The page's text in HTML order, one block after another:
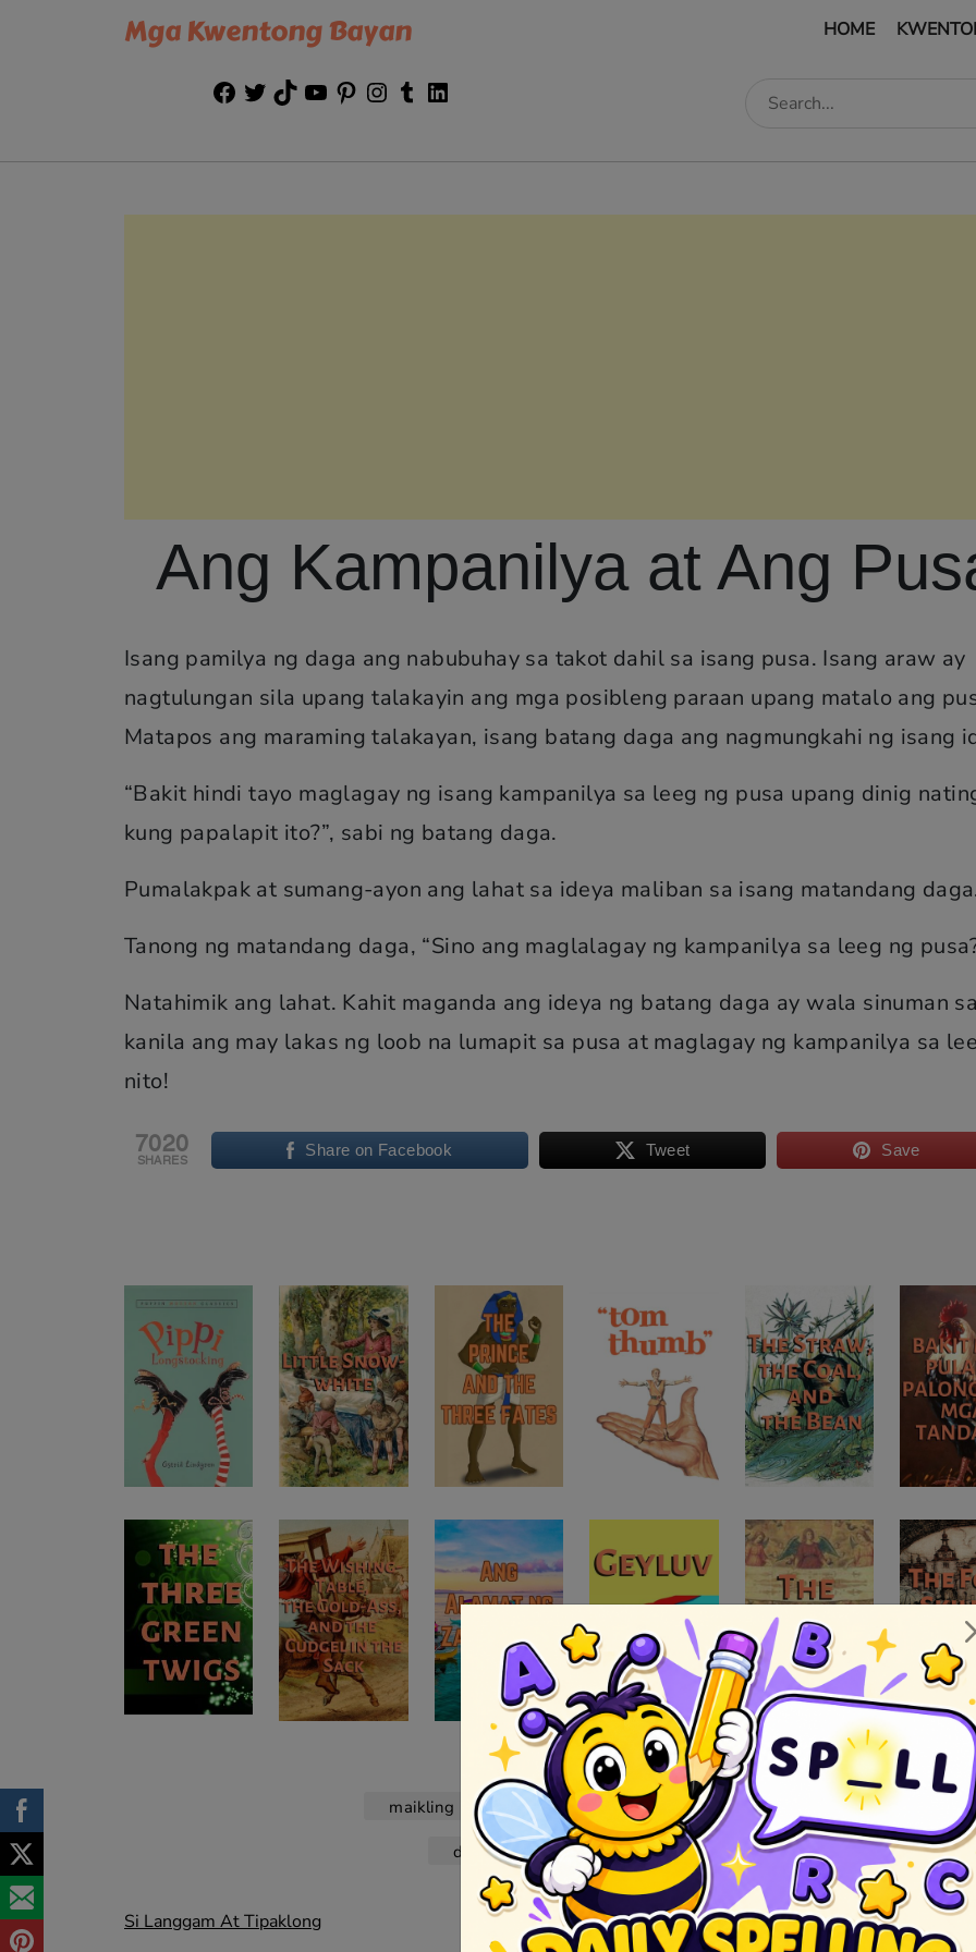
Mga Kwentong Bayan HOME
Facebook
TwitterTikTokYouTubePinterest
Instagram
Tumblr
Ang Kampanilya at Ang
Isang pamilya ng daga ang nabubuhay sa takot dahil sa isang pusa. Isang araw ay
nagtulungan sila upang talakayin ang mga posibleng paraan upang matalo ang
Matapos ang maraming talakayan, isang batang daga ang nagmungkahi ng isang
“Bakit hindi tayo maglagay ng isang kampanilya sa leeg ng pusa upang dinig
kung papalapit ito?”, sabi ng batang daga.
Pumalakpak at sumang-ayon ang lahat sa ideya maliban sa isang matandang
Tanong ng matandang daga, “Sino ang maglalagay ng kampanilya sa leeg ng
Natahimik ang lahat. Kahit maganda ang ideya ng batang daga ay wala sinuman
kanila ang may lakas ng loob na lumapit sa pusa at maglagay ng kampanilya sa
nito!
7020
SHARES
Share on Facebook Tweet Save
maikling kwento pabula tagalog
daga hayop pusa
Post
Si Langgam At Tipaklong Ang Aso At